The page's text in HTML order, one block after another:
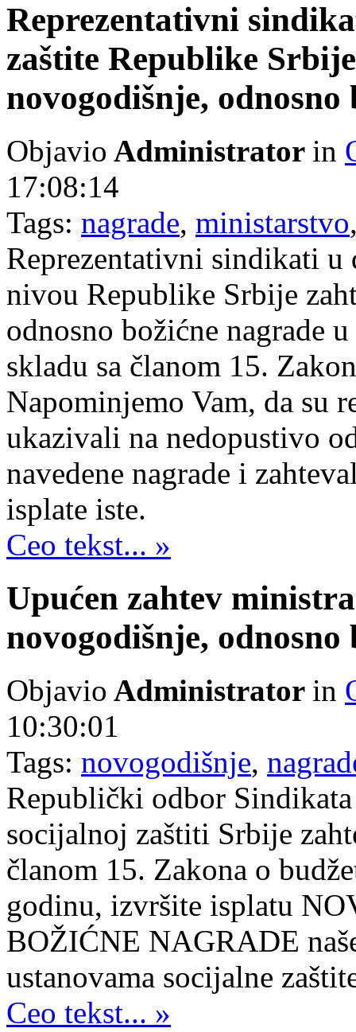
Reprezentativni
zaštite Republike
novogodišnje, odnosno
Objavio Administrator in
17:08:14
Tags: nagrade, ministarstvo
Reprezentativni sindikati u
nivou Republike Srbije
odnosno božićne nagrade
skladu sa članom 15.
Napominjemo Vam, da su
ukazivali na nedopustivo
navedene nagrade i
isplate iste.
Ceo tekst... »
Upućen zahtev
novogodišnje, odnosno
Objavio Administrator in
10:30:01
Tags: novogodišnje,
Republički odbor
socijalnoj zaštiti Srbije
članom 15. Zakona o
godinu, izvršite isplatu
BOŽIĆNE NAGRADE
ustanovama socijalne
Ceo tekst... »